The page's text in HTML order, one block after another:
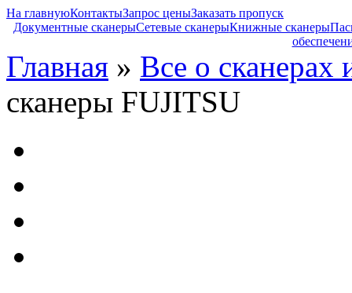
На главнуюКонтактыЗапрос ценыЗаказать пропуск
Документные сканерыСетевые сканерыКнижные сканеры
Главная » Все о сканерах
сканеры FUJITSU